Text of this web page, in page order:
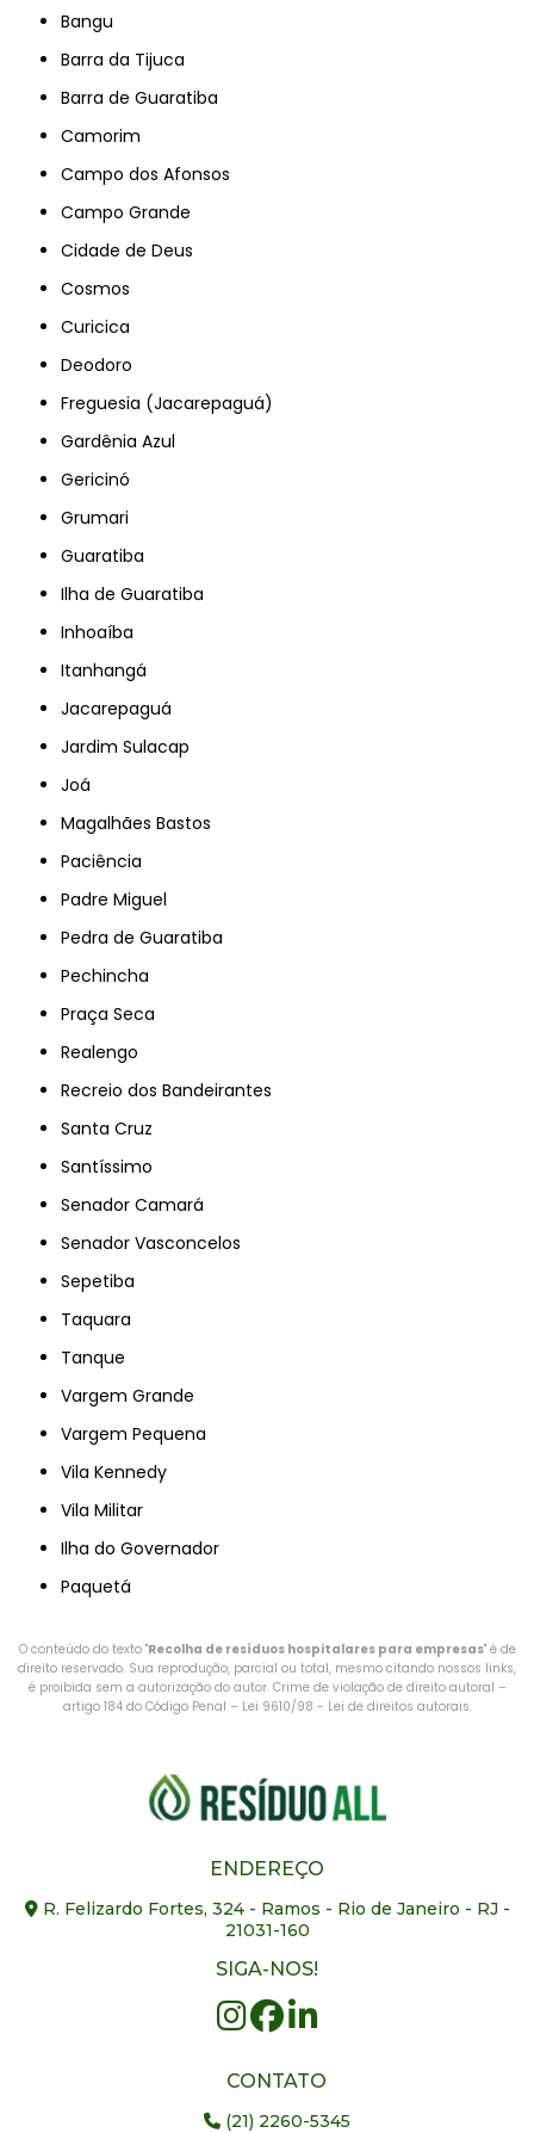
Bangu
Barra da Tijuca
Barra de Guaratiba
Camorim
Campo dos Afonsos
Campo Grande
Cidade de Deus
Cosmos
Curicica
Deodoro
Freguesia (Jacarepaguá)
Gardênia Azul
Gericinó
Grumari
Guaratiba
Ilha de Guaratiba
Inhoaíba
Itanhangá
Jacarepaguá
Jardim Sulacap
Joá
Magalhães Bastos
Paciência
Padre Miguel
Pedra de Guaratiba
Pechincha
Praça Seca
Realengo
Recreio dos Bandeirantes
Santa Cruz
Santíssimo
Senador Camará
Senador Vasconcelos
Sepetiba
Taquara
Tanque
Vargem Grande
Vargem Pequena
Vila Kennedy
Vila Militar
Ilha do Governador
Paquetá
O conteúdo do texto "Recolha de resíduos hospitalares para empresas" é de
direito reservado. Sua reprodução, parcial ou total, mesmo citando nossos links,
é proibida sem a autorização do autor. Crime de violação de direito autoral –
artigo 184 do Código Penal – Lei 9610/98 - Lei de direitos autorais.
ENDEREÇO
R. Felizardo Fortes, 324 - Ramos - Rio de Janeiro - RJ -
21031-160
SIGA-NOS!
CONTATO
(21) 2260-5345